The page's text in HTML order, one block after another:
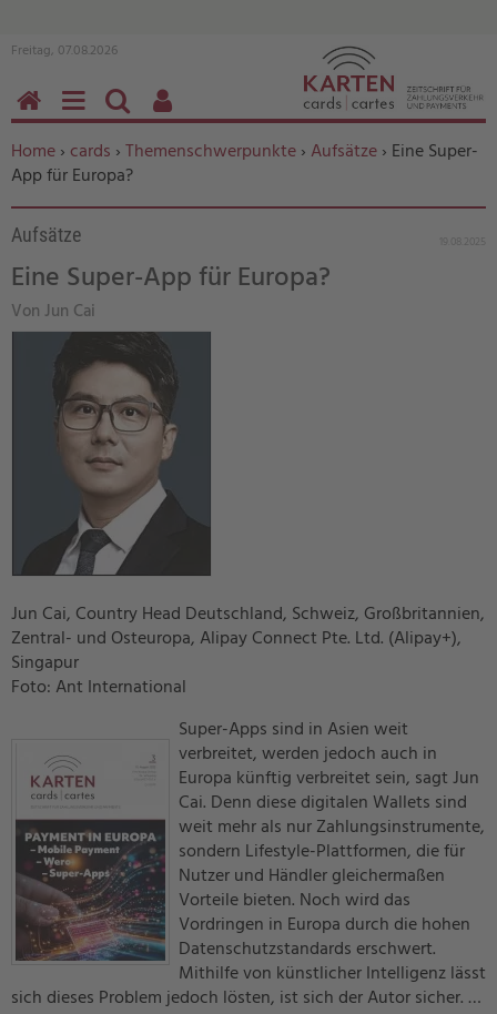
Freitag, 07.08.2026
Sie befinden sich hier:
Home› cards ›Themenschwerpunkte› Aufsätze› Eine Super-
App für Europa?
Aufsätze
Eine Super-App für Europa?
Von Jun Cai
Jun Cai, Country Head Deutschland, Schweiz, Großbritannien,
Zentral- und Osteuropa, Alipay Connect Pte. Ltd. (Alipay+),
Singapur
Foto: Ant International
Super-Apps sind in Asien weit
verbreitet, werden jedoch auch in
Europa künftig verbreitet sein, sagt Jun
Cai. Denn diese digitalen Wallets sind
weit mehr als nur Zahlungsinstrumente,
sondern Lifestyle-Plattformen, die für
Nutzer und Händler gleichermaßen
Vorteile bieten. Noch wird das
Vordringen in Europa durch die hohen
Datenschutzstandards erschwert.
Mithilfe von künstlicher Intelligenz lässt
sich dieses Problem jedoch lösten, ist sich der Autor sicher. …
HOMEMENÜSUCHEN
BENUTZERFUNKTIONEN